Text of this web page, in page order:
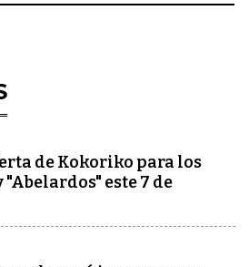
de Kokoriko para los
"Abelardos" este 7 de